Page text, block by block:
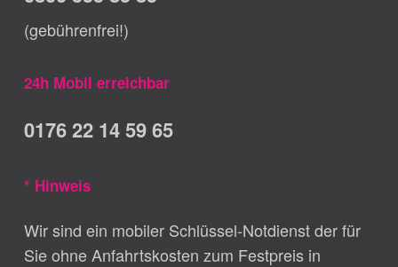
(gebührenfrei!)
24h Mobil erreichbar
0176 22 14 59 65
* Hinweis
Wir sind ein mobiler Schlüssel-Notdienst der für
Sie ohne Anfahrtskosten zum Festpreis in